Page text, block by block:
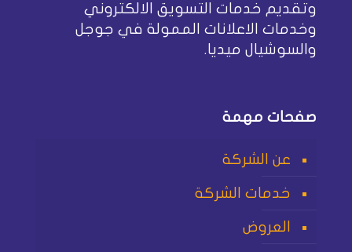
وتقديم خدمات التسويق الالكتروني
وخدمات الاعلانات الممولة في جوجل
والسوشيال ميديا.
صفحات مهمة
عن الشركة
خدمات الشركة
العروض